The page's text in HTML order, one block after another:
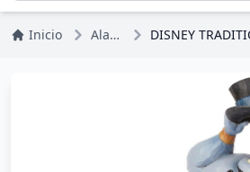
Inicio Aladdín